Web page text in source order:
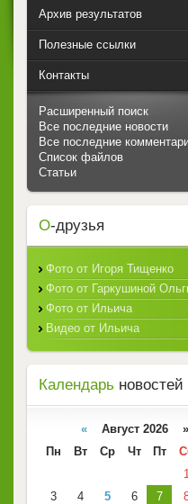
Архив результатов
Полезные ссылки
Контакты
Расширенный поиск
Все последние новости
Все последние
Список файлов
Статьи
О-друзья
Фото от Игоря Тищенко
Фото от Гаркушиной
Фото от Ильича
Видео от Ильича
Календарь новостей
« Август 2026 »
Пн
Вт Ср Чт Пт
3
4 5 6 7